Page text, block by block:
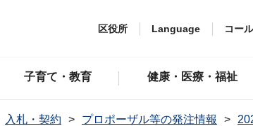
区役所 Language コー
子育て・教育 健康・医療・福祉
入札・契約 プロポーザル等の発注情報